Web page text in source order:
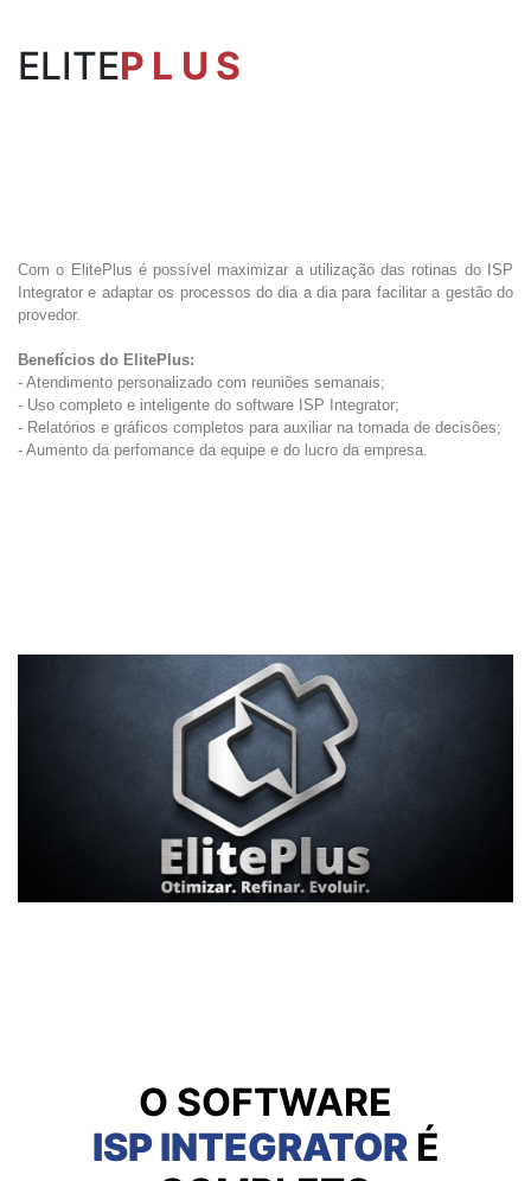
ELITEPLUS
Com o ElitePlus é possível maximizar a utilização das rotinas do ISP
Integrator e adaptar os processos do dia a dia para facilitar a gestão do
provedor.
Benefícios do ElitePlus:
- Atendimento personalizado com reuniões semanais;
- Uso completo e inteligente do software ISP Integrator;
- Relatórios e gráficos completos para auxiliar na tomada de decisões;
- Aumento da perfomance da equipe e do lucro da empresa.
O SOFTWARE
ISP INTEGRATORÉ